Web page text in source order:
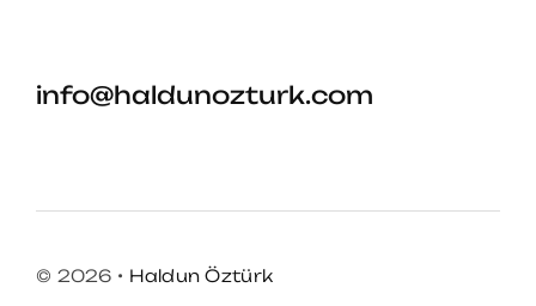
info@haldunozturk.com
© 2026 • Haldun Öztürk